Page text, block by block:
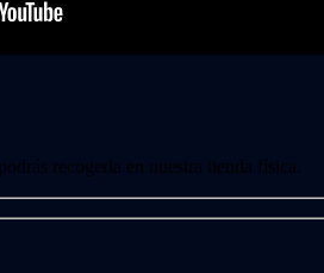
recogerla en nuestra tienda física.